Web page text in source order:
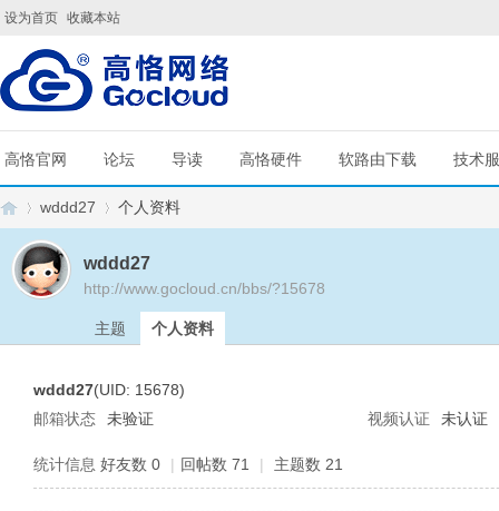
设为首页 收藏本站
高恪官网 论坛 导读 高恪硬件 软路由下载 技术
wddd27 个人资料
wddd27
http://www.gocloud.cn/bbs/?15678
主题 个人资料
wddd27(UID: 15678)
邮箱状态
未验证 视频认证 未认证
统计信息 好友数 0 | 回帖数 71 | 主题数 21